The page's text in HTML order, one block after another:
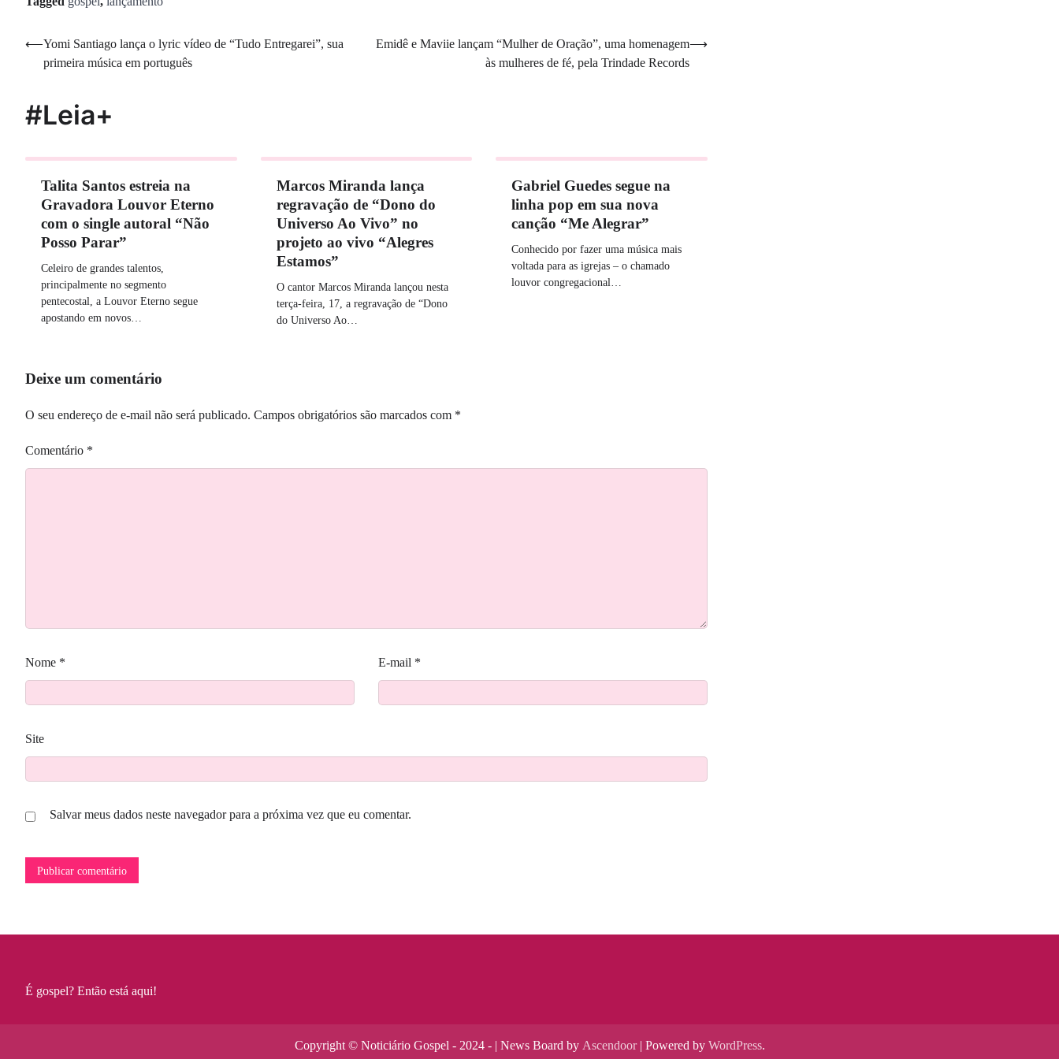
Navegação
⟵Yomi Santiago lança o lyric vídeo de “Tudo Entregarei”, sua
primeira música em português
Emidê e Maviie lançam “Mulher de Oração”, uma homenagem
às mulheres de fé, pela Trindade Records
⟶
#Leia+
Talita Santos estreia na
Gravadora Louvor Eterno
com o single autoral “Não
Posso Parar”
Celeiro de grandes talentos,
principalmente no segmento
pentecostal, a Louvor Eterno segue
apostando em novos…
Marcos Miranda lança
regravação de “Dono do
Universo Ao Vivo” no
projeto ao vivo “Alegres
Estamos”
O cantor Marcos Miranda lançou nesta
terça-feira, 17, a regravação de “Dono
do Universo Ao…
Gabriel Guedes segue na
linha pop em sua nova
canção “Me Alegrar”
Conhecido por fazer uma música mais
voltada para as igrejas – o chamado
louvor congregacional…
Deixe um comentário
O seu endereço de e-mail não será publicado. Campos obrigatórios são marcados com *
Comentário *
Nome * E-mail *
Site
Salvar meus dados neste navegador para a próxima vez que eu comentar.
É gospel? Então está aqui!
Copyright © Noticiário Gospel - 2024 - | News Board by Ascendoor| Powered by WordPress.